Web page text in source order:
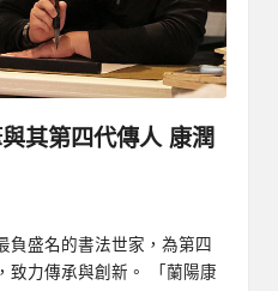
其第四代傳人 康潤
負盛名的書法世家，為第四
致力傳承與創新。 「蘭陽康